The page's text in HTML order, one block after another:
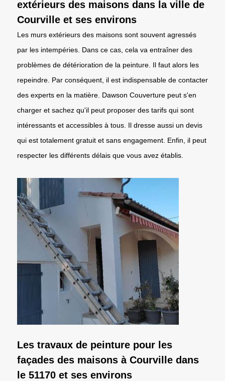
extérieurs des maisons dans la ville de
Courville et ses environs
Les murs extérieurs des maisons sont souvent agressés
par les intempéries. Dans ce cas, cela va entraîner des
problèmes de détérioration de la peinture. Il faut alors les
repeindre. Par conséquent, il est indispensable de contacter
des experts en la matière. Dawson Couverture peut s'en
charger et sachez qu'il peut proposer des tarifs qui sont
intéressants et accessibles à tous. Il dresse aussi un devis
qui est totalement gratuit et sans engagement. Enfin, il peut
respecter les différents délais que vous avez établis.
Les travaux de peinture pour les
façades des maisons à Courville dans
le 51170 et ses environs